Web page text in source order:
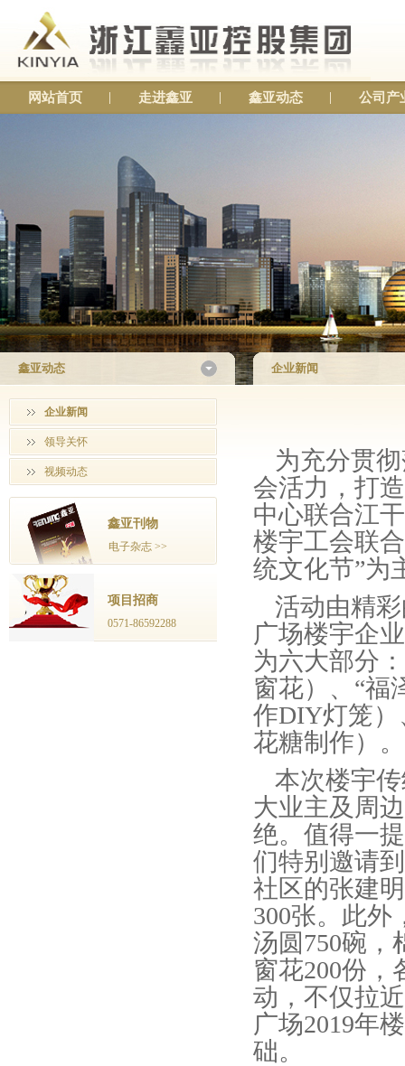
网站首页 走进鑫亚 鑫亚动态 公司产
企业新闻
为充分贯
会活力，打
中心联合江
楼宇工会联
统文化节”为
活动由精
广场楼宇企
为六大部分
窗花）、“福
作DIY灯笼）
花糖制作）。
本次楼宇
大业主及周
绝。值得一
们特别邀请
社区的张建
300张。此外
汤圆750碗，
窗花200份
动，不仅拉
广场2019年
础。
鑫亚动态
企业新闻
领导关怀
视频动态
鑫亚刊物
电子杂志 >>
项目招商
0571-86592288